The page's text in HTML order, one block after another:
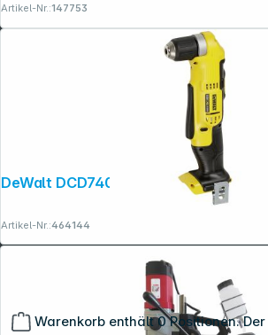
Warenkorb enthält 0 Positionen.
Artikel-Nr.:147753
DeWalt DCD740NT-XJ
Artikel-Nr.:464144